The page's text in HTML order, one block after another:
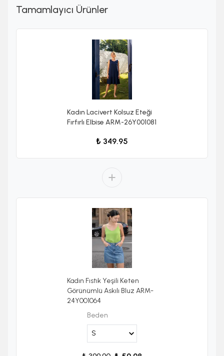
Tamamlayıcı Ürünler
Kadın Lacivert Kolsuz Eteği
Fırfırlı Elbise ARM-26Y001081
₺ 349.95
Kadın Fıstık Yeşili Keten
Görünümlü Askılı Bluz ARM-
24Y001064
Beden